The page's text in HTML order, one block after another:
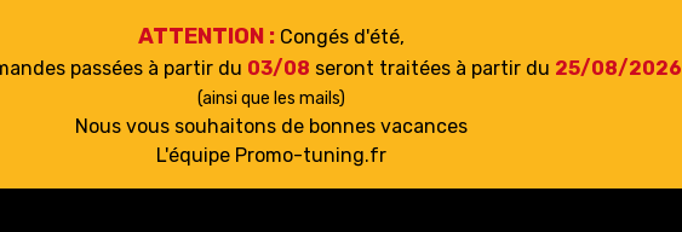
ATTENTION : Congés d'été,
passées à partir du 03/08 seront traitées à partir du 25/08/2026
(ainsi que les mails)
Nous vous souhaitons de bonnes vacances
L'équipe Promo-tuning.fr